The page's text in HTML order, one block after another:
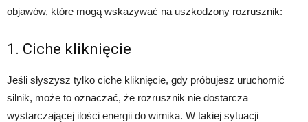
objawów, które mogą wskazywać na uszkodzony rozrusznik:
1. Ciche kliknięcie
Jeśli słyszysz tylko ciche kliknięcie, gdy próbujesz uruchomić
silnik, może to oznaczać, że rozrusznik nie dostarcza
wystarczającej ilości energii do wirnika. W takiej sytuacji